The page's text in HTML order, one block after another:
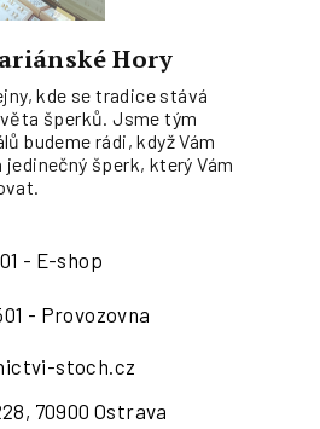
Hory
kde se tradice stává
šperků. Jsme tým
budeme rádi, když Vám
šperk, který Vám
- E-shop
- Provozovna
stoch.cz
70900 Ostrava